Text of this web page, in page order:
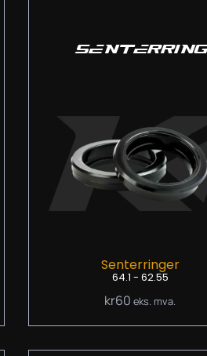
SENTERRING
Senterringer
64.1 - 62.55
kr60 eks. mva.